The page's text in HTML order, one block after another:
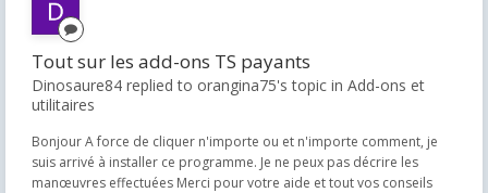
Tout sur les add-ons TS payants
Dinosaure84 replied to orangina75's topic in Add-ons et
utilitaires
Bonjour A force de cliquer n'importe ou et n'importe comment, je
suis arrivé à installer ce programme. Je ne peux pas décrire les
manœuvres effectuées Merci pour votre aide et tout vos conseils